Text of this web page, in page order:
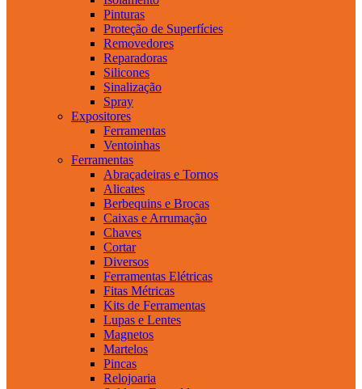
Pinturas
Proteção de Superfícies
Removedores
Reparadoras
Silicones
Sinalização
Spray
Expositores
Ferramentas
Ventoinhas
Ferramentas
Abraçadeiras e Tornos
Alicates
Berbequins e Brocas
Caixas e Arrumação
Chaves
Cortar
Diversos
Ferramentas Elétricas
Fitas Métricas
Kits de Ferramentas
Lupas e Lentes
Magnetos
Martelos
Pincas
Relojoaria